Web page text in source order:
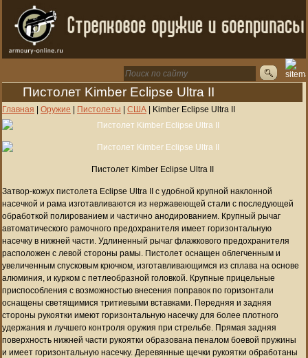
Пистолет Kimber Eclipse Ultra II
Главная | Оружие | Пистолеты | США | Kimber Eclipse Ultra II
Пистолет Kimber Eclipse Ultra II
Затвор-кожух пистолета Eclipse Ultra II с удобной крупной наклонной
насечкой и рама изготавливаются из нержавеющей стали с последующей
обработкой полированием и частично анодированием. Крупный рычаг
автоматического рамочного предохранителя имеет горизонтальную
насечку в нижней части. Удлиненный рычаг флажкового предохранителя
расположен с левой стороны рамы. Пистолет оснащен облегченным и
увеличенным спусковым крючком, изготавливающимся из сплава на основе
алюминия, и курком с петлеобразной головкой. Крупные прицельные
приспособления с возможностью внесения поправок по горизонтали
оснащены светящимися тритиевыми вставками. Передняя и задняя
стороны рукоятки имеют горизонтальную насечку для более плотного
удержания и лучшего контроля оружия при стрельбе. Прямая задняя
поверхность нижней части рукоятки образована пеналом боевой пружины
и имеет горизонтальную насечку. Деревянные щечки рукоятки обработаны